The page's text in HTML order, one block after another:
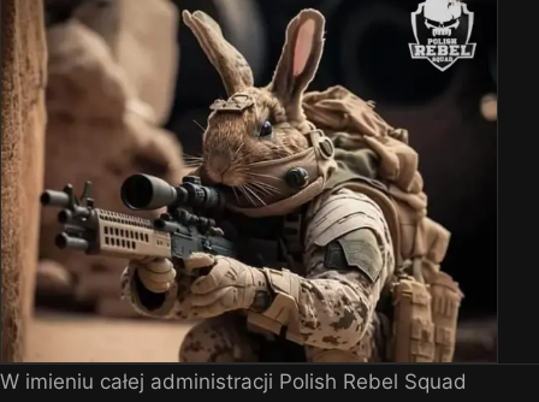
W imieniu całej administracji Polish Rebel Squad